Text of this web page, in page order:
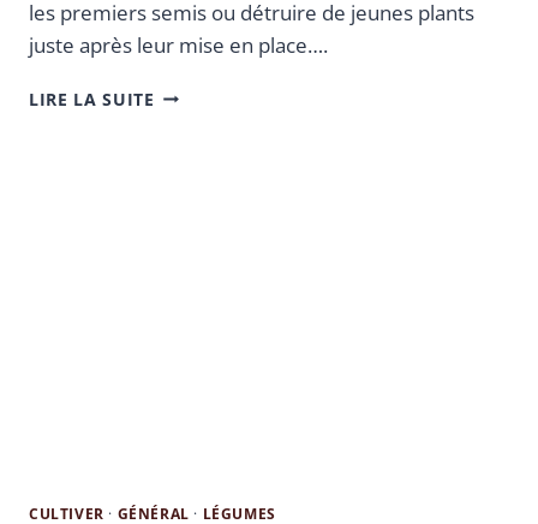
les premiers semis ou détruire de jeunes plants
juste après leur mise en place….
LIRE LA SUITE
CULTIVER · GÉNÉRAL · LÉGUMES